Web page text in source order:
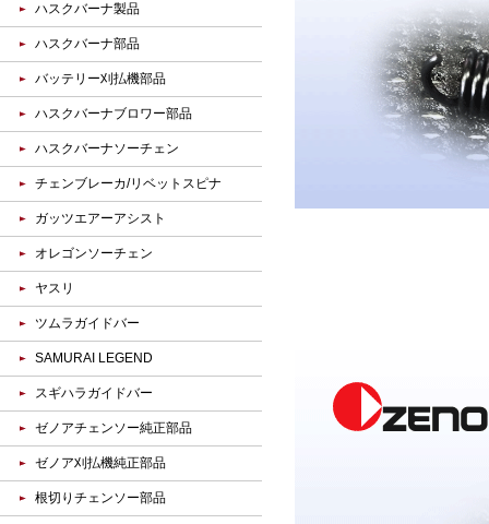
ハスクバーナ製品
ハスクバーナ部品
バッテリー刈払機部品
ハスクバーナブロワー部品
ハスクバーナソーチェン
チェンブレーカ/リベットスピナ
ガッツエアーアシスト
オレゴンソーチェン
ヤスリ
ツムラガイドバー
SAMURAI LEGEND
スギハラガイドバー
ゼノアチェンソー純正部品
ゼノア刈払機純正部品
根切りチェンソー部品